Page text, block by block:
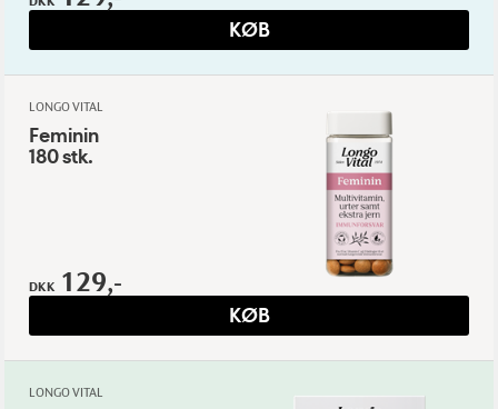
KØB
LONGO VITAL
Feminin
180 stk.
DKK 129,-
KØB
LONGO VITAL